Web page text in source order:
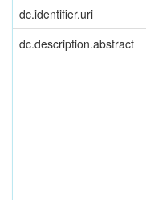
dc.identifier.uri
dc.description.abstract